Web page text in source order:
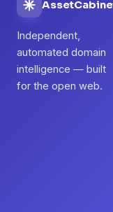
Independent,
automated domain
intelligence — built
for the open web.